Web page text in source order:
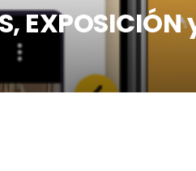
EXPOSICIÓN